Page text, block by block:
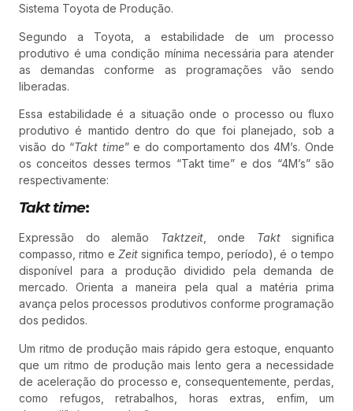
Sistema Toyota de Produção.
Segundo a Toyota, a estabilidade de um processo
produtivo é uma condição mínima necessária para atender
as demandas conforme as programações vão sendo
liberadas.
Essa estabilidade é a situação onde o processo ou fluxo
produtivo é mantido dentro do que foi planejado, sob a
visão do “Takt time” e do comportamento dos 4M’s. Onde
os conceitos desses termos “Takt time” e dos “4M’s” são
respectivamente:
Takt time:
Expressão do alemão Taktzeit, onde Taktsignifica
compasso, ritmo e Zeit significa tempo, período), é o tempo
disponível para a produção dividido pela demanda de
mercado. Orienta a maneira pela qual a matéria prima
avança pelos processos produtivos conforme programação
dos pedidos.
Um ritmo de produção mais rápido gera estoque, enquanto
que um ritmo de produção mais lento gera a necessidade
de aceleração do processo e, consequentemente, perdas,
como refugos, retrabalhos, horas extras, enfim, um